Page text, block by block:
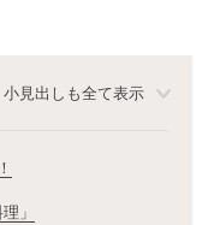
小見出しも全て表示
」